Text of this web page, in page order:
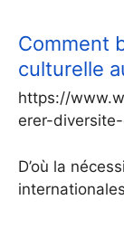
Comment
culturelle
https://
erer-
D’où la